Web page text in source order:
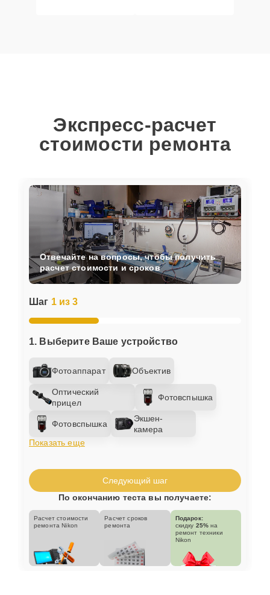
Экспресс-расчет
стоимости ремонта
Шаг 1 из 3
1. Выберите Ваше устройство
Фотоаппарат Объектив
Оптический
прицел
Фотовспышка
Фотовспышка
Экшен-
камера
Показать еще
Отвечайте на вопросы, чтобы получить
расчет стоимости и сроков
Следующий шаг
По окончанию теста вы получаете:
Расчет стоимости
ремонта Nikon
Расчет сроков
ремонта
Подарок:
скидку 25% на
ремонт техники
Nikon